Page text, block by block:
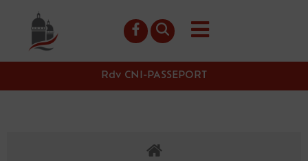
principal
Rdv CNI-PASSEPORT